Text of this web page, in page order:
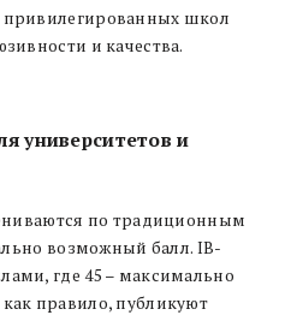
привилегированных школ
и качества.
университетов и
по традиционным
возможный балл. IB-
где 45 – максимально
правило, публикуют